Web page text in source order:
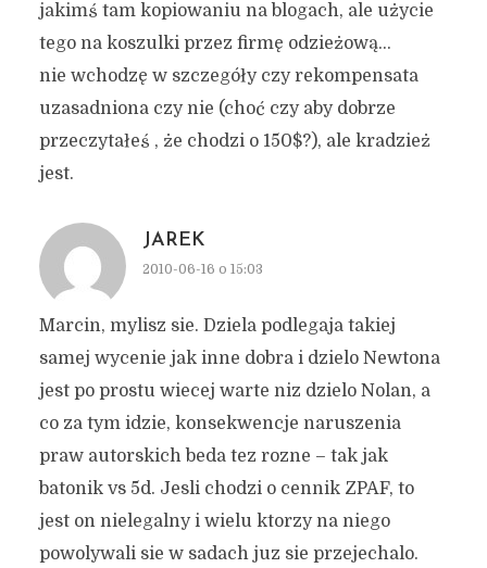
jakimś tam kopiowaniu na blogach, ale użycie
tego na koszulki przez firmę odzieżową…
nie wchodzę w szczegóły czy rekompensata
uzasadniona czy nie (choć czy aby dobrze
przeczytałeś , że chodzi o 150$?), ale kradzież
jest.
JAREK
2010-06-16 o 15:03
Marcin, mylisz sie. Dziela podlegaja takiej
samej wycenie jak inne dobra i dzielo Newtona
jest po prostu wiecej warte niz dzielo Nolan, a
co za tym idzie, konsekwencje naruszenia
praw autorskich beda tez rozne – tak jak
batonik vs 5d. Jesli chodzi o cennik ZPAF, to
jest on nielegalny i wielu ktorzy na niego
powolywali sie w sadach juz sie przejechalo.